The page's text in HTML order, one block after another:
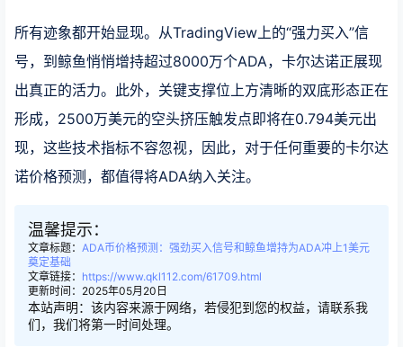
所有迹象都开始显现。从TradingView上的“强力买入”信
号，到鲸鱼悄悄增持超过8000万个ADA，卡尔达诺正展现
出真正的活力。此外，关键支撑位上方清晰的双底形态正在
形成，2500万美元的空头挤压触发点即将在0.794美元出
现，这些技术指标不容忽视，因此，对于任何重要的卡尔达
诺价格预测，都值得将ADA纳入关注。
温馨提示：
文章标题： ADA币价格预测：强劲买入信号和鲸鱼增持为ADA冲上1美元
奠定基础
文章链接： https://www.qkl112.com/61709.html
更新时间：2025年05月20日
本站声明：该内容来源于网络，若侵犯到您的权益，请联系我
们，我们将第一时间处理。